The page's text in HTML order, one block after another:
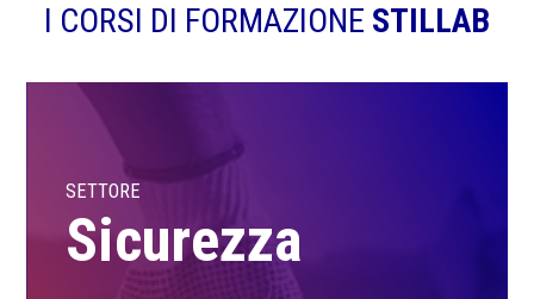
I CORSI DI FORMAZIONE STILLAB
SETTORE
Sicurezza